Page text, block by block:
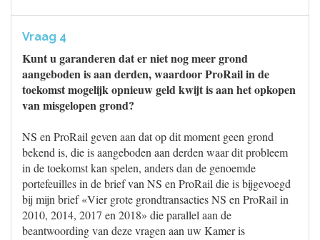
Vraag 4
Kunt u garanderen dat er niet nog meer grond
aangeboden is aan derden, waardoor ProRail in de
toekomst mogelijk opnieuw geld kwijt is aan het opkopen
van misgelopen grond?
NS en ProRail geven aan dat op dit moment geen grond
bekend is, die is aangeboden aan derden waar dit probleem
in de toekomst kan spelen, anders dan de genoemde
portefeuilles in de brief van NS en ProRail die is bijgevoegd
bij mijn brief «Vier grote grondtransacties NS en ProRail in
2010, 2014, 2017 en 2018» die parallel aan de
beantwoording van deze vragen aan uw Kamer is